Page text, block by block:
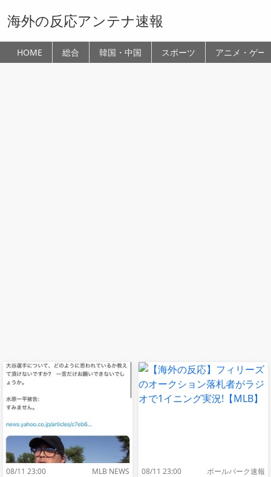
海外の反応アンテナ速報
HOME 総合 韓国・中国 スポーツ アニメ・ゲー
08/11 23:00 MLB NEWS 08/11 23:00 ボールパーク速報